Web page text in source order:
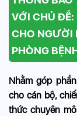
VỚI CHỦ ĐỀ:
CHO NGƯỜI
PHÒNG
Nhằm góp
cho cán bộ,
thức chuyên